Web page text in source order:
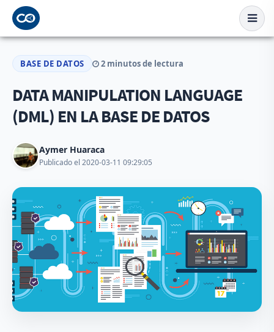
BASE DE DATOS 2 minutos de lectura
DATA MANIPULATION LANGUAGE
(DML) EN LA BASE DE DATOS
Aymer Huaraca
Publicado el 2020-03-11 09:29:05